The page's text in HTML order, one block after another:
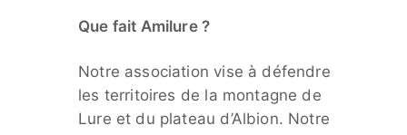
Que fait Amilure ?
Notre association vise à défendre
les territoires de la montagne de
Lure et du plateau d’Albion. Notre